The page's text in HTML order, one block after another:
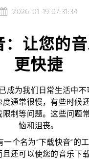
2026-01-19 07:31:34
：让您的
更快捷
成为我们日常生活中
通常很慢，有些时候
制等问题。这些问题
恼和沮丧。
个名为“下载快音”的
还可以使您的音乐下